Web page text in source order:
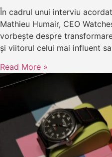
În cadrul unui interviu
Mathieu Humair, CEO
vorbește despre
și viitorul celui mai influent
Read More »